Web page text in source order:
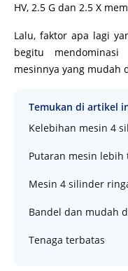
HV, 2.5 G dan 2.5 X
Lalu, faktor apa lagi
begitu
mesinnya yang mudah
Temukan di artikel
Kelebihan mesin 4
Putaran mesin lebih
Mesin 4 silinder
Bandel dan mudah
Tenaga terbatas